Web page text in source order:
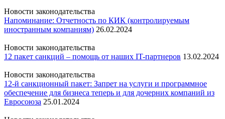
Новости законодательства
Напоминание: Отчетность по КИК (контролируемым
иностранным компаниям) 26.02.2024
Новости законодательства
12 пакет санкций – помощь от наших IT-партнеров 13.02.2024
Новости законодательства
12-й санкционный пакет: Запрет на услуги и программное
обеспечение для бизнеса теперь и для дочерних компаний из
Евросоюза 25.01.2024